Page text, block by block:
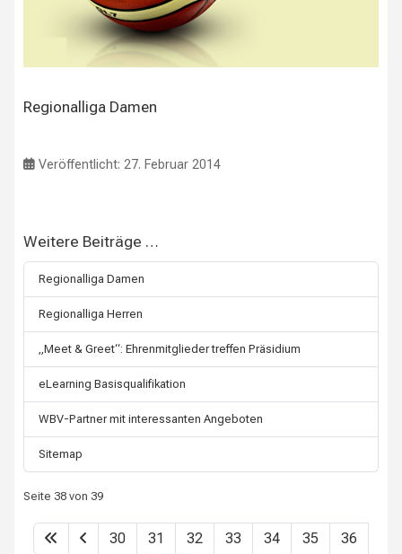
Regionalliga Damen
Veröffentlicht: 27. Februar 2014
Weitere Beiträge …
Regionalliga Damen
Regionalliga Herren
„Meet & Greet“: Ehrenmitglieder treffen Präsidium
eLearning Basisqualifikation
WBV-Partner mit interessanten Angeboten
Sitemap
Seite 38 von 39
30 31 32 33 34 35 36